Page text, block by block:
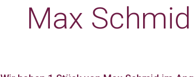
Max Schmid